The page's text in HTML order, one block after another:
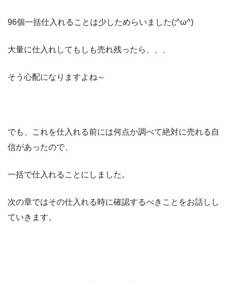
96個一括仕入れることは少しためらいました(;^ω^)
大量に仕入れしてもしも売れ残ったら、、、
そう心配になりますよね～
でも、これを仕入れる前には何点か調べて絶対に売れる自
信があったので、
一括で仕入れることにしました。
次の章ではその仕入れる時に確認するべきことをお話しし
ていきます。